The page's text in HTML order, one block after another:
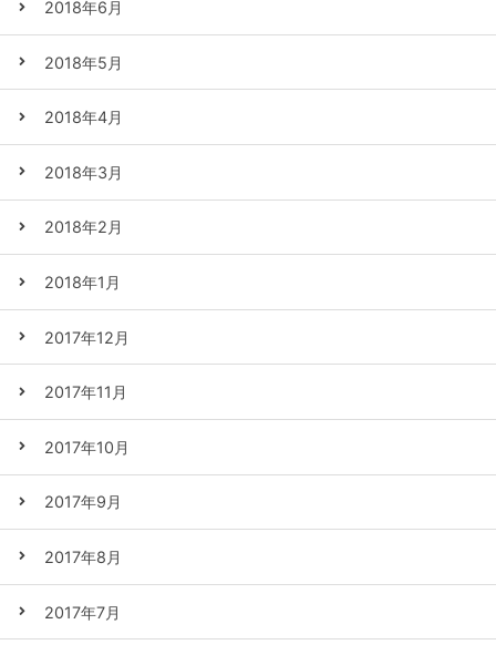
2018年6月
2018年5月
2018年4月
2018年3月
2018年2月
2018年1月
2017年12月
2017年11月
2017年10月
2017年9月
2017年8月
2017年7月